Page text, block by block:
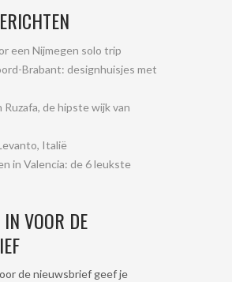
een Nijmegen solo trip
Brabant: designhuisjes met
de hipste wijk van
Italië
in Valencia: de 6 leukste
VOOR DE
de nieuwsbrief geef je